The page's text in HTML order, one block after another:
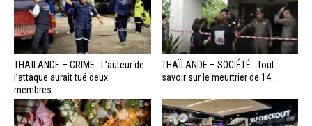
THAÏLANDE – CRIME : L’auteur de
l’attaque aurait tué deux
membres...
THAÏLANDE – SOCIÉTÉ : Tout
savoir sur le meurtrier de 14...